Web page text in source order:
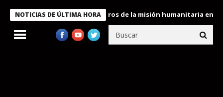
NOTICIAS DE ÚLTIMA HORA
Bukele condecora a miembros de la misión humanitaria enviada a